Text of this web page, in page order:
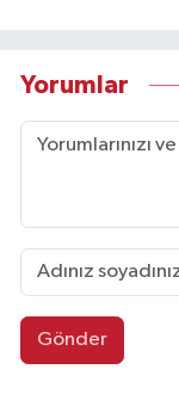
Yorumlar
Gönder